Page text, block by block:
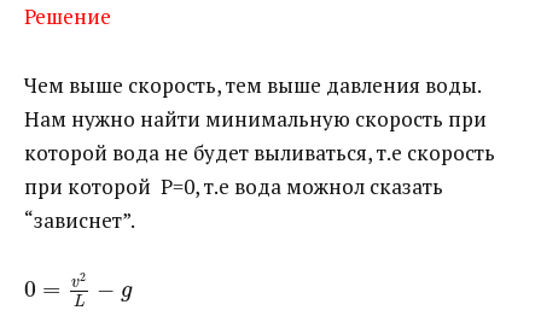
Решение
Чем выше скорость, тем выше давления воды.
Нам нужно найти минимальную скорость при
которой вода не будет выливаться, т.е скорость
при которой P=0, т.е вода можнол сказать
“зависнет”.
0 = v2
L − g